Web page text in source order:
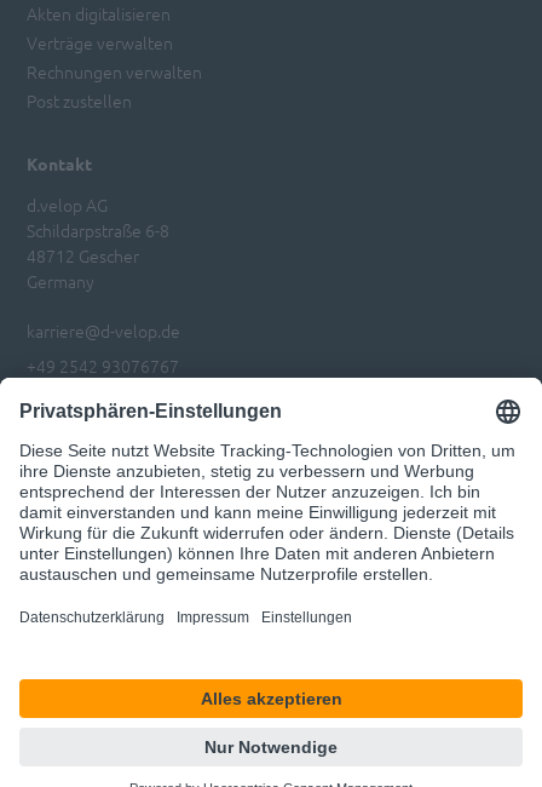
Kontakt
d.velop AG
Schildarpstraße 6-8
48712 Gescher
Germany
karriere@d-velop.de
+49 2542 93076767
Akten digitalisieren
Verträge verwalten
Rechnungen verwalten
Post zustellen
Zur d.velop AG Seite
Impressum
© 2026 d.velop
Unser Angebot richtet sich ausschließlich an Geschäftskunden.